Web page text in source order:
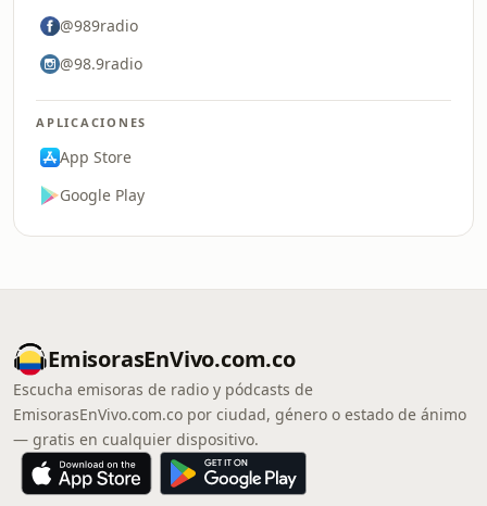
@989radio
@98.9radio
APLICACIONES
App Store
Google Play
EmisorasEnVivo.com.co
Escucha emisoras de radio y pódcasts de
EmisorasEnVivo.com.co por ciudad, género o estado de ánimo
— gratis en cualquier dispositivo.